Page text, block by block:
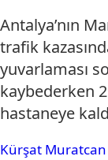
Antalya’nın
trafik
yuvarlaması
kaybederken
hastaneye
Kürşat Muratcan